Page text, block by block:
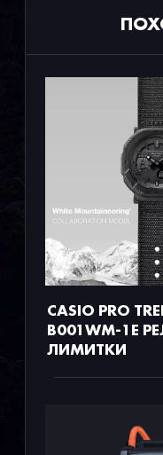
CASIO PRO
B001WM-1E
ЛИМИТКИ